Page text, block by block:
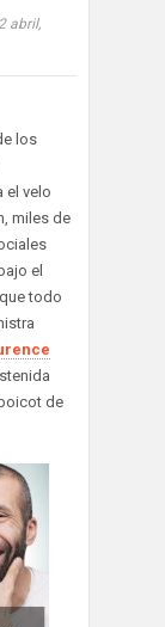
abril,
los
el velo
miles de
el
todo
de